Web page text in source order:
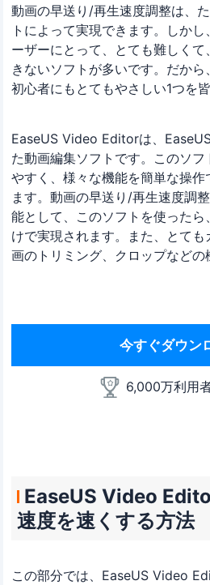
動画の早送り/再生速度調整は、
トによって実現できます。しか
ーザーにとって、とても難しく
きないソフトが多いです。だか
初心者にもとてもやさしい1つを
EaseUS Video Editorは、
た動画編集ソフトです。このソフ
やすく、様々な機能を簡単な操作
ます。動画の早送り/再生速度調
能として、このソフトを使った
けで実現されます。また、とて
画のトリミング、クロップなどの
今すぐダウン
6,000万利用
EaseUS Video
速度を速くする方法
この部分では、EaseUS Video